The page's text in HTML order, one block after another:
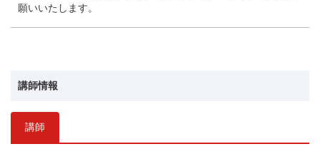
願いいたします。
講師情報
講師